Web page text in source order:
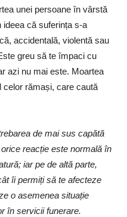
unei persoane în vârstă
ideea că suferința s-a
accidentală, violentă sau
greu să te împaci cu
azi nu mai este. Moartea
celor rămași, care caută
de mai sus capătă
reacție este normală în
iar pe de altă parte,
îi permiți să te afecteze
o asemenea situație
în servicii funerare.